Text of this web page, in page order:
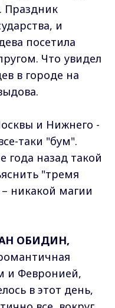
Праздник
и
посетила
Что увидел
в городе на
и Нижнего -
таки "бум".
года назад такой
"тремя
никакой магии
ОБИДИН,
и Февронией,
в этот день,